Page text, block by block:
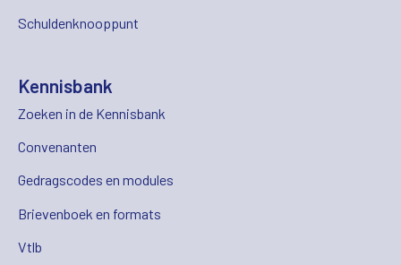
Schuldenknooppunt
Kennisbank
Zoeken in de Kennisbank
Convenanten
Gedragscodes en modules
Brievenboek en formats
Vtlb